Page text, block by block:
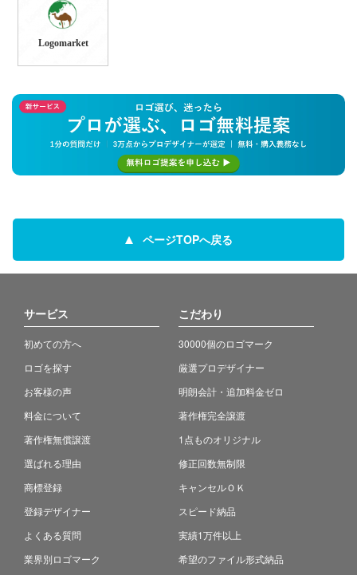
Logomarket
ページTOPへ戻る
サービス
初めての方へ
ロゴを探す
お客様の声
料金について
著作権無償譲渡
選ばれる理由
商標登録
登録デザイナー
よくある質問
業界別ロゴマーク
こだわり
30000個のロゴマーク
厳選プロデザイナー
明朗会計・追加料金ゼロ
著作権完全譲渡
1点ものオリジナル
修正回数無制限
キャンセルＯＫ
スピード納品
実績1万件以上
希望のファイル形式納品